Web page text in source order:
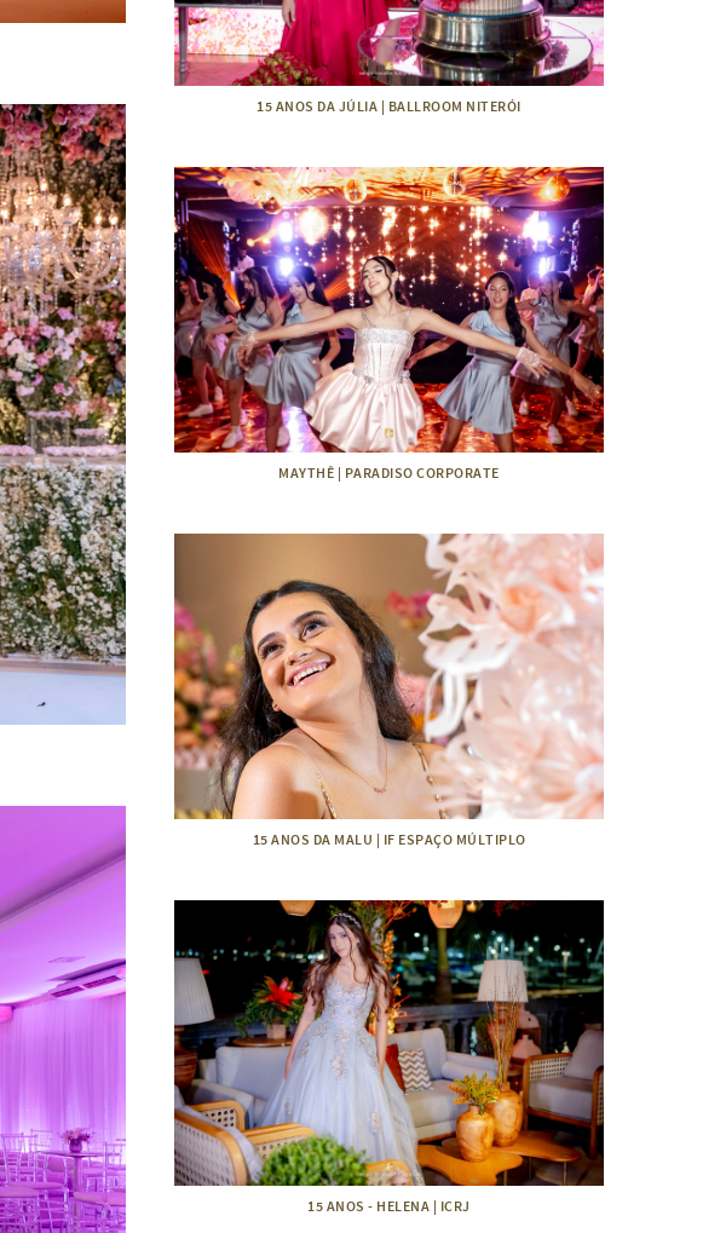
15 ANOS DA JÚLIA | BALLROOM NITERÓI
MAYTHÊ | PARADISO CORPORATE
15 ANOS DA MALU | IF ESPAÇO MÚLTIPLO
15 ANOS - HELENA | ICRJ